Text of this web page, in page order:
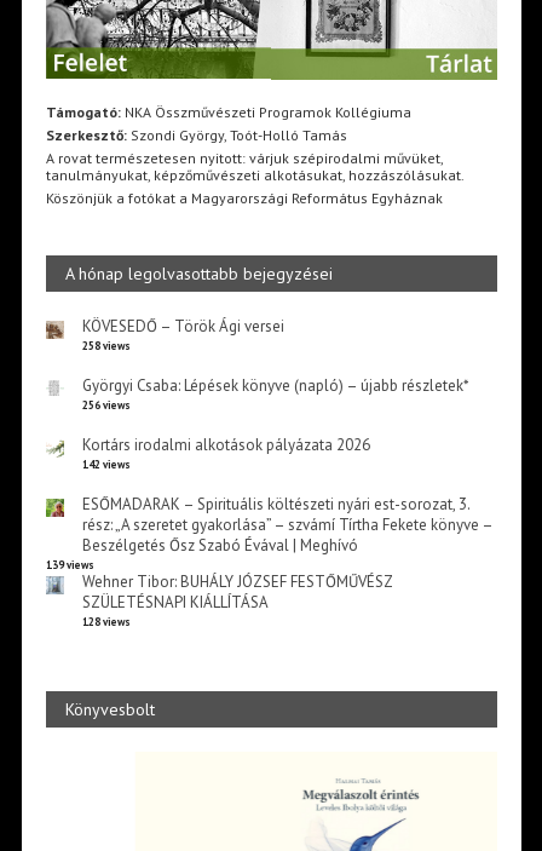
Támogató:NKA Összművészeti Programok Kollégiuma
Szerkesztő:Szondi György, Toót-Holló Tamás
A rovat természetesen nyitott: várjuk szépirodalmi művüket,
tanulmányukat, képzőművészeti alkotásukat, hozzászólásukat.
Köszönjük a fotókat a Magyarországi Református Egyháznak
A hónap legolvasottabb bejegyzései
KÖVESEDŐ – Török Ági versei
258 views
Györgyi Csaba: Lépések könyve (napló) – újabb részletek*
256 views
Kortárs irodalmi alkotások pályázata 2026
142 views
ESŐMADARAK – Spirituális költészeti nyári est-sorozat, 3.
rész: „A szeretet gyakorlása” – szvámí Tírtha Fekete könyve –
Beszélgetés Ősz Szabó Évával | Meghívó
139 views
Wehner Tibor: BUHÁLY JÓZSEF FESTŐMŰVÉSZ
SZÜLETÉSNAPI KIÁLLÍTÁSA
128 views
Könyvesbolt